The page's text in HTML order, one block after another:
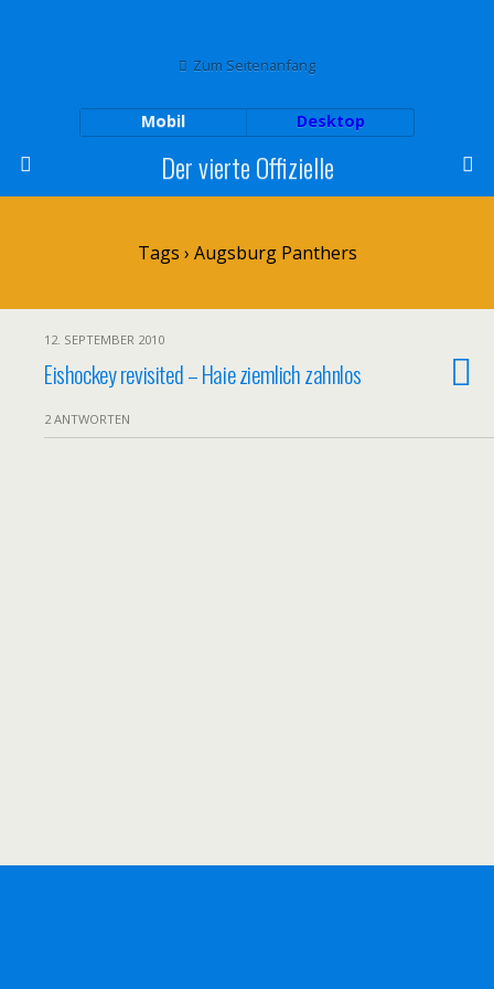
Zum Seitenanfang
Mobil Desktop
Der vierte Offizielle
Tags › Augsburg Panthers
12. SEPTEMBER 2010
Eishockey revisited – Haie ziemlich zahnlos
2 ANTWORTEN